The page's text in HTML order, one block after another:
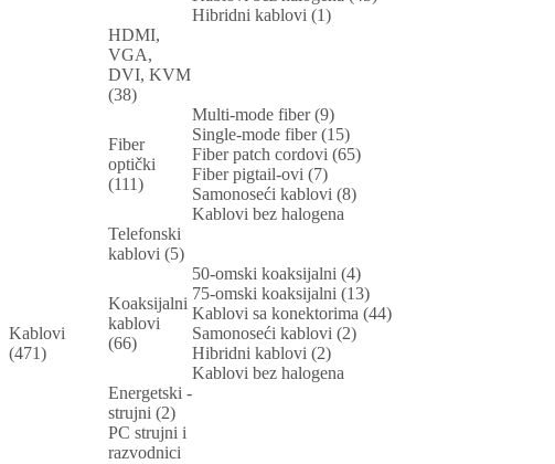
Kablovi
(471)
Hibridni kablovi (1)
HDMI,
VGA,
DVI, KVM
(38)
Fiber
optički
(111)
Multi-mode fiber (9)
Single-mode fiber (15)
Fiber patch cordovi (65)
Fiber pigtail-ovi (7)
Samonoseći kablovi (8)
Kablovi bez halogena
Telefonski
kablovi (5)
Koaksijalni
kablovi
(66)
50-omski koaksijalni (4)
75-omski koaksijalni (13)
Kablovi sa konektorima (44)
Samonoseći kablovi (2)
Hibridni kablovi (2)
Kablovi bez halogena
Energetski -
strujni (2)
PC strujni i
razvodnici